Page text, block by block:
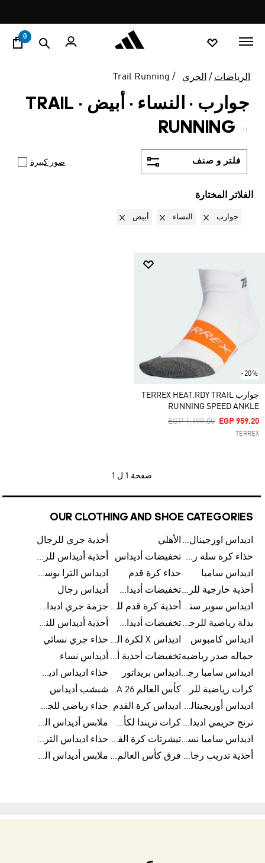
promotion
rotation
0
الرياضات الجري Trail Running
جوارب · النساء · أبيض ·
TRAIL
RUNNING
(1)
فلتر و صنف صور كبيرة
الفلاتر المختارة
جوارب Remove filter Currently Refined by نوع المنتج: جوارب
النساء Remove filter Currently Refined by الجنس: النساء
أبيض Remove filter Currently Refined by ألوان: أبيض
-20%
جوارب TERREX HEAT.RDY TRAIL
RUNNING SPEED ANKLE
Price Reduced From
EGP 1,199.00ToEGP 959.20
TERREX
صفحة 1 ل 1
OUR CLOTHING AND SHOE CATEGORIES
اديداس اورجينال رجالي الأهلي
أحذية جري للرجال
حذاء كرة سلة رجالي تخفيضات أديداس
أحذية أديداس للرجال
اديداس سامبا
حذاء كرة قدم
اديداس الترا بوست للرجال
أحذية خارجية للرجال
تخفيضات أديداس للرجال
أديداس رجال
اديداس سوبر ستار رجالي
أحذية كرة قدم للرجال
جزمة جري اديداس
بدلة رياضية للرجال
تخفيضات أديداس للنساء
أحذية أديداس للنساء
اديداس كامبوس
اديداس X لكرة القدم حذاء جري نسائي
حماله صدر رياضيه
تخفيضات أحذية أديداس للرجال أديداس نساء
اديداس سامبا رجالي اديداس بريداتور
حذاء اديداس اديستار للرجال
كرات رياضية للرجال
كأس العالم FIFA 26™ شبشب أديداس
اديداس أوريجينالز للنساء
اديداس كرة القدم
حذاء رياضي للجري
ترنج حريمي اديداس
كرات تريندا لكأس العالم FIFA 26™
ملابس أديداس الرياضية
اديداس سامبا نسائي
تيشرتات كرة القدم
حذاء اديداس الترا بوست 22
أحذية تدريب رجالية
فرق كأس العالم FIFA 26™ ملابس أديداس الرجالية